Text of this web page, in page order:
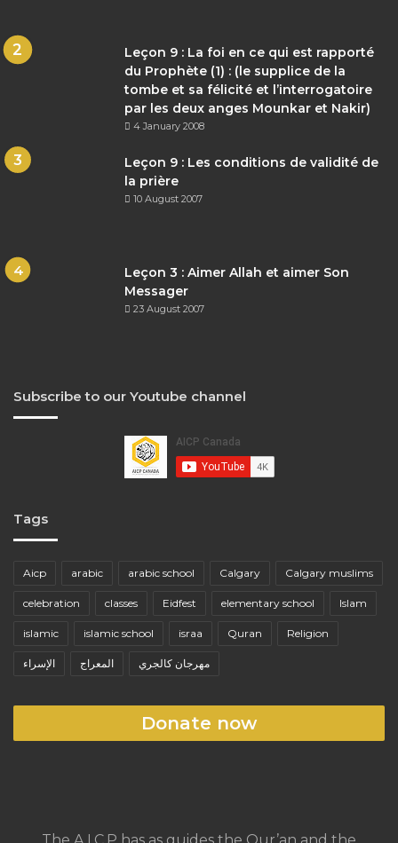
Leçon 9 : La foi en ce qui est rapporté
du Prophète (1) : (le supplice de la
tombe et sa félicité et l’interrogatoire
par les deux anges Mounkar et Nakir)
4 January 2008
Leçon 9 : Les conditions de validité de
la prière
10 August 2007
Leçon 3 : Aimer Allah et aimer Son
Messager
23 August 2007
Subscribe to our Youtube channel
Tags
Aicp arabic arabic school Calgary Calgary muslims
celebration classes Eidfest elementary school Islam
islamic islamic school israa Quran Religion
الإسراء المعراج مهرجان كالجري
Donate now